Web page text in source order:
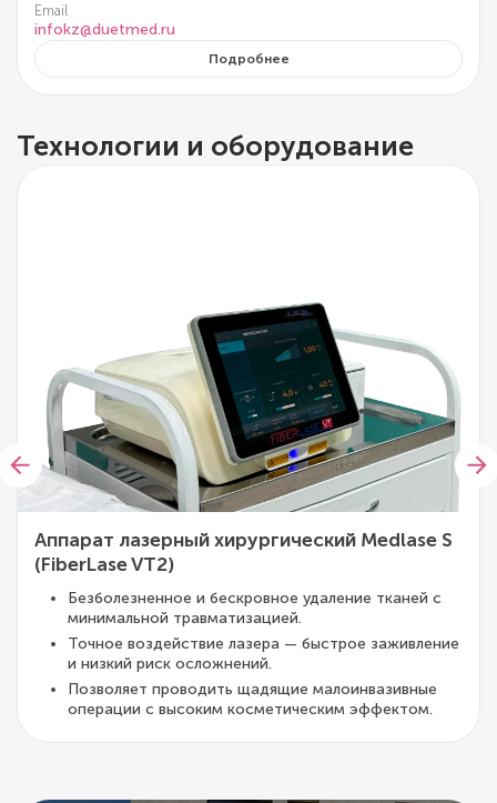
Email
infokz@duetmed.ru
Подробнее
Технологии и оборудование
Аппарат лазерный хирургический Medlase S
(FiberLase VT2)
Безболезненное и бескровное удаление тканей с
минимальной травматизацией.
Точное воздействие лазера — быстрое заживление
и низкий риск осложнений.
Позволяет проводить щадящие малоинвазивные
операции с высоким косметическим эффектом.